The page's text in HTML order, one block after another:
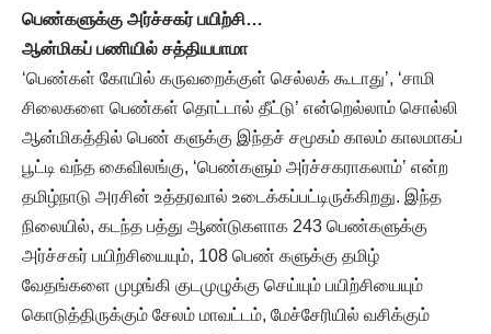
பெண்களுக்கு அர்ச்சகர் பயிற்சி…
ஆன்மிகப் பணியில் சத்தியபாமா
‘பெண்கள் கோயில் கருவறைக்குள் செல்லக் கூடாது’, ‘சாமி
சிலைகளை பெண்கள் தொட்டால் தீட்டு’ என்றெல்லாம் சொல்லி
ஆன்மிகத்தில் பெண் களுக்கு இந்தச் சமூகம் காலம் காலமாகப்
பூட்டி வந்த கைவிலங்கு, ‘பெண்களும் அர்ச்சகராகலாம்’ என்ற
தமிழ்நாடு அரசின் உத்தரவால் உடைக்கப்பட்டிருக்கிறது. இந்த
நிலையில், கடந்த பத்து ஆண்டுகளாக 243 பெண்களுக்கு
அர்ச்சகர் பயிற்சியையும், 108 பெண் களுக்கு தமிழ்
வேதங்களை முழங்கி குடமுழுக்கு செய்யும் பயிற்சியையும்
கொடுத்திருக்கும் சேலம் மாவட்டம், மேச்சேரியில் வசிக்கும்